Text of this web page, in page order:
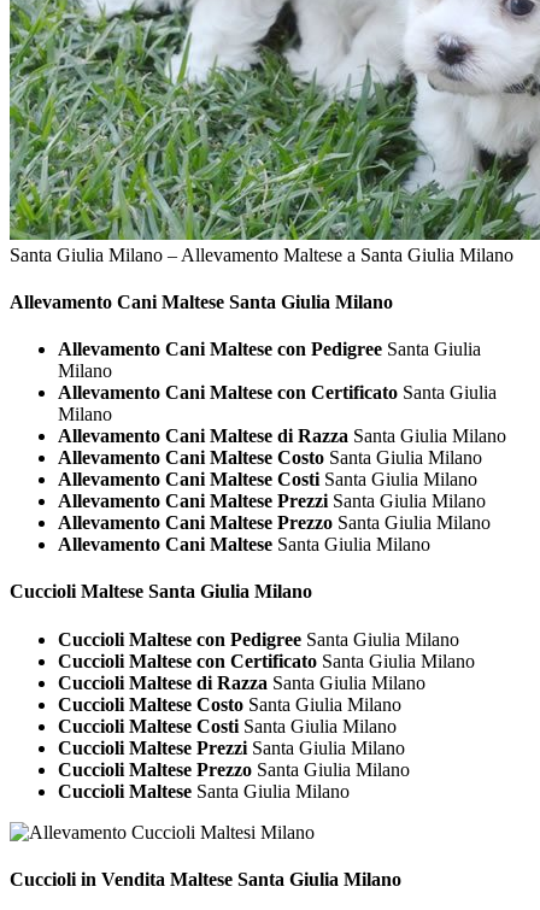
Santa Giulia Milano – Allevamento Maltese a Santa Giulia Milano
Allevamento Cani Maltese Santa Giulia Milano
Allevamento Cani Maltese con Pedigree Santa Giulia
Milano
Allevamento Cani Maltese con Certificato Santa Giulia
Milano
Allevamento Cani Maltese di Razza Santa Giulia Milano
Allevamento Cani Maltese Costo Santa Giulia Milano
Allevamento Cani Maltese Costi Santa Giulia Milano
Allevamento Cani Maltese Prezzi Santa Giulia Milano
Allevamento Cani Maltese Prezzo Santa Giulia Milano
Allevamento Cani Maltese Santa Giulia Milano
Cuccioli Maltese Santa Giulia Milano
Cuccioli Maltese con Pedigree Santa Giulia Milano
Cuccioli Maltese con Certificato Santa Giulia Milano
Cuccioli Maltese di Razza Santa Giulia Milano
Cuccioli Maltese Costo Santa Giulia Milano
Cuccioli Maltese Costi Santa Giulia Milano
Cuccioli Maltese Prezzi Santa Giulia Milano
Cuccioli Maltese Prezzo Santa Giulia Milano
Cuccioli Maltese Santa Giulia Milano
Cuccioli in Vendita Maltese Santa Giulia Milano